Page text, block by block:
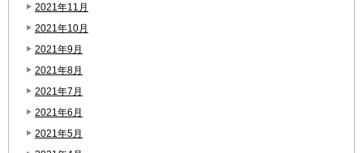
2021年11月
2021年10月
2021年9月
2021年8月
2021年7月
2021年6月
2021年5月